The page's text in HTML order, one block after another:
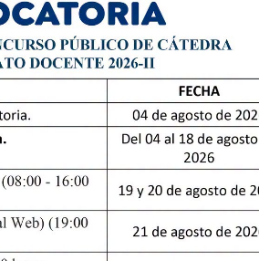
Descargar Resolución